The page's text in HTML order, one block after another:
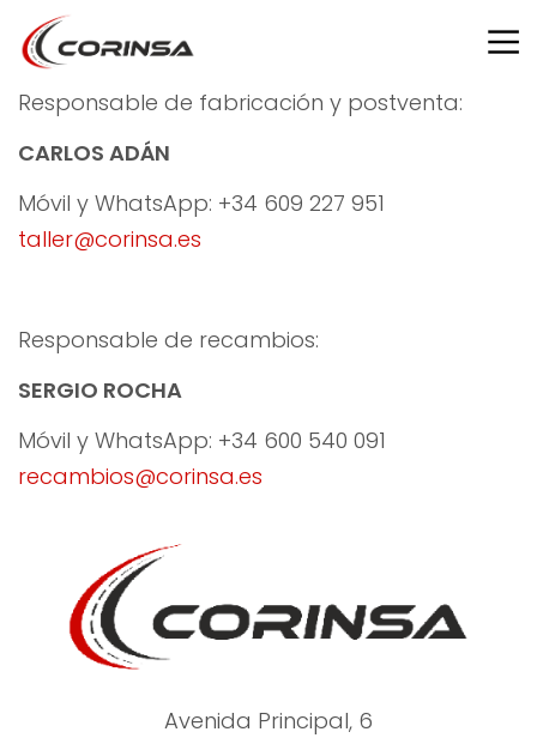
Responsable de fabricación y postventa:
CARLOS ADÁN
Móvil y WhatsApp: +34 609 227 951
taller@corinsa.es
Responsable de recambios:
SERGIO ROCHA
Móvil y WhatsApp: +34 600 540 091
recambios@corinsa.es
Avenida Principal, 6